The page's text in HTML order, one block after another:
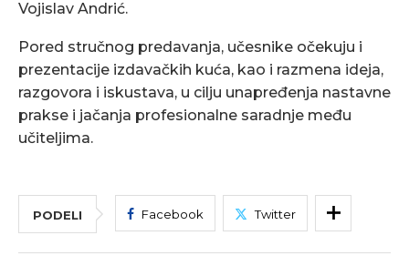
Vojislav Andrić.
Pored stručnog predavanja, učesnike očekuju i
prezentacije izdavačkih kuća, kao i razmena ideja,
razgovora i iskustava, u cilju unapređenja nastavne
prakse i jačanja profesionalne saradnje među
učiteljima.
PODELI Facebook Twitter